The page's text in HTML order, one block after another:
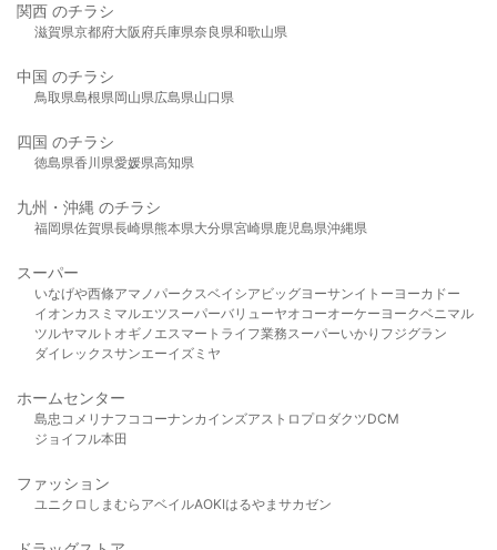
関西 のチラシ
滋賀県京都府大阪府兵庫県奈良県和歌山県
中国 のチラシ
鳥取県島根県岡山県広島県山口県
四国 のチラシ
徳島県香川県愛媛県高知県
九州・沖縄 のチラシ
福岡県佐賀県長崎県熊本県大分県宮崎県鹿児島県沖縄県
スーパー
いなげや西條アマノパークスベイシア ビッグヨーサンイトーヨーカドー
イオンカスミ マルエツスーパーバリューヤオコーオーケー ヨークベニマル
ツルヤマルト オギノ エスマート ライフ業務スーパーいかり フジグラン
ダイレックスサンエーイズミヤ
ホームセンター
島忠 コメリ ナフコ コーナンカインズアストロプロダクツDCM
ジョイフル本田
ファッション
ユニクロ しまむら アベイルAOKIはるやま サカゼン